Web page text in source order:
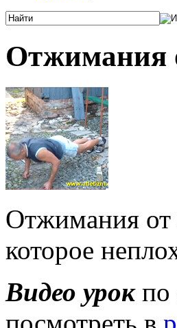
Отжимания
Отжимания от
которое
Видео урок по